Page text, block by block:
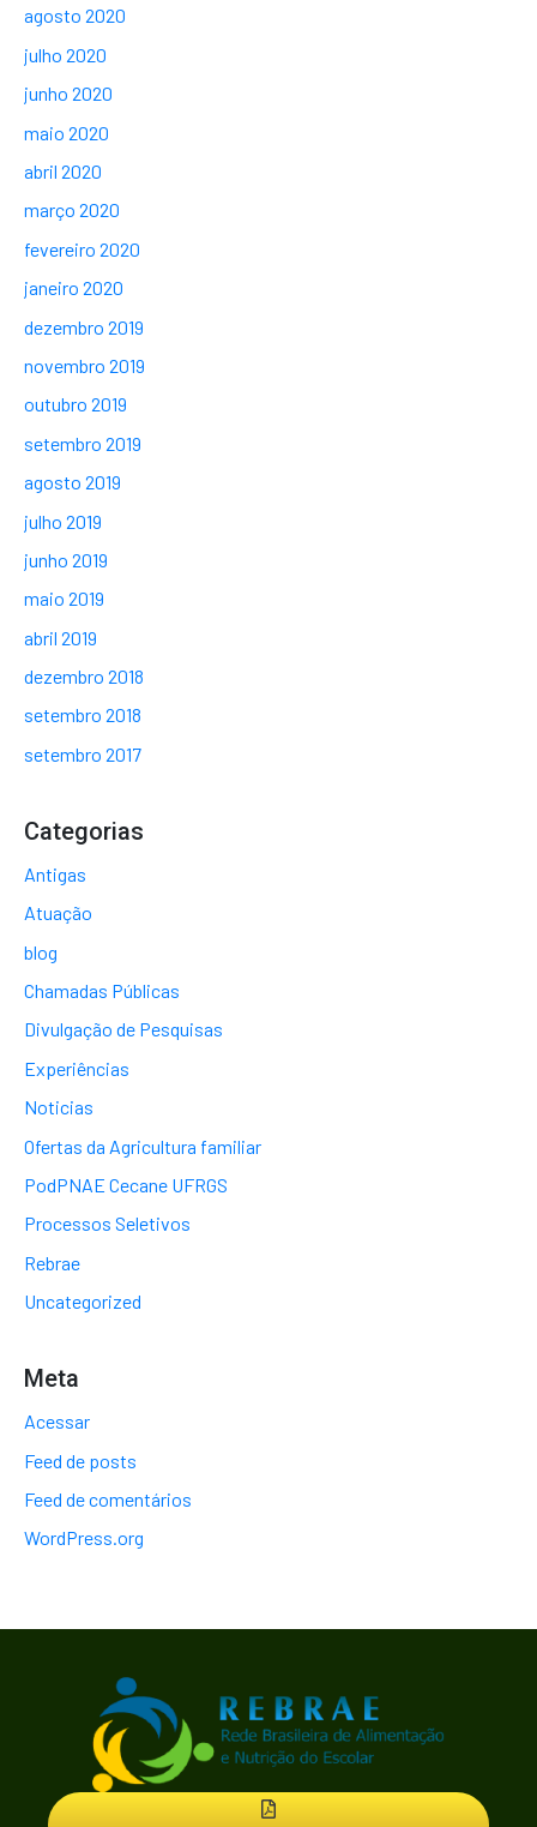
agosto 2020
julho 2020
junho 2020
maio 2020
abril 2020
março 2020
fevereiro 2020
janeiro 2020
dezembro 2019
novembro 2019
outubro 2019
setembro 2019
agosto 2019
julho 2019
junho 2019
maio 2019
abril 2019
dezembro 2018
setembro 2018
setembro 2017
Categorias
Antigas
Atuação
blog
Chamadas Públicas
Divulgação de Pesquisas
Experiências
Noticias
Ofertas da Agricultura familiar
PodPNAE Cecane UFRGS
Processos Seletivos
Rebrae
Uncategorized
Meta
Acessar
Feed de posts
Feed de comentários
WordPress.org